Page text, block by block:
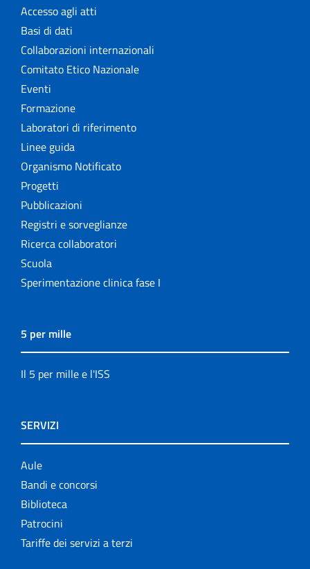
Accesso agli atti
Basi di dati
Collaborazioni internazionali
Comitato Etico Nazionale
Eventi
Formazione
Laboratori di riferimento
Linee guida
Organismo Notificato
Progetti
Pubblicazioni
Registri e sorveglianze
Ricerca collaboratori
Scuola
Sperimentazione clinica fase I
5 per mille
Il 5 per mille e l'ISS
SERVIZI
Aule
Bandi e concorsi
Biblioteca
Patrocini
Tariffe dei servizi a terzi